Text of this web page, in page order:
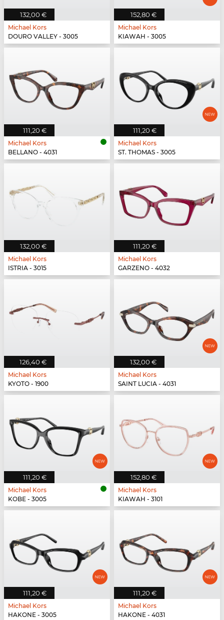
132,00 €
Michael Kors
DOURO VALLEY - 3005
152,80 €
Michael Kors
KIAWAH - 3005
111,20 €
Michael Kors
BELLANO - 4031
111,20 €
Michael Kors
ST. THOMAS - 3005
132,00 €
Michael Kors
ISTRIA - 3015
111,20 €
Michael Kors
GARZENO - 4032
126,40 €
Michael Kors
KYOTO - 1900
132,00 €
Michael Kors
SAINT LUCIA - 4031
111,20 €
Michael Kors
KOBE - 3005
152,80 €
Michael Kors
KIAWAH - 3101
111,20 €
Michael Kors
HAKONE - 3005
111,20 €
Michael Kors
HAKONE - 4031